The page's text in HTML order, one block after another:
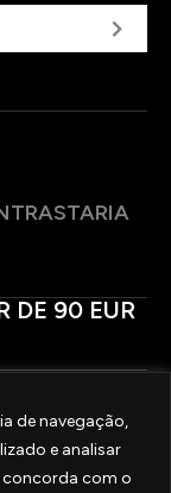
de navegação,
e analisar
concorda com o
DE 90 EUR